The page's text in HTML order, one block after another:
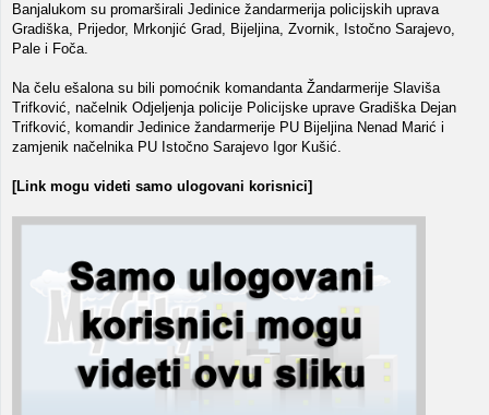
Banjalukom su promarširali Jedinice žandarmerija policijskih uprava
Gradiška, Prijedor, Mrkonjić Grad, Bijeljina, Zvornik, Istočno Sarajevo,
Pale i Foča.
Na čelu ešalona su bili pomoćnik komandanta Žandarmerije Slaviša
Trifković, načelnik Odjeljenja policije Policijske uprave Gradiška Dejan
Trifković, komandir Jedinice žandarmerije PU Bijeljina Nenad Marić i
zamjenik načelnika PU Istočno Sarajevo Igor Kušić.
[Link mogu videti samo ulogovani korisnici]